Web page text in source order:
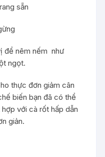
sẵn
để nêm nếm như
ngọt.
thực đơn giảm cân
biến bạn đã có thể
với cà rốt hấp dẫn
giản.